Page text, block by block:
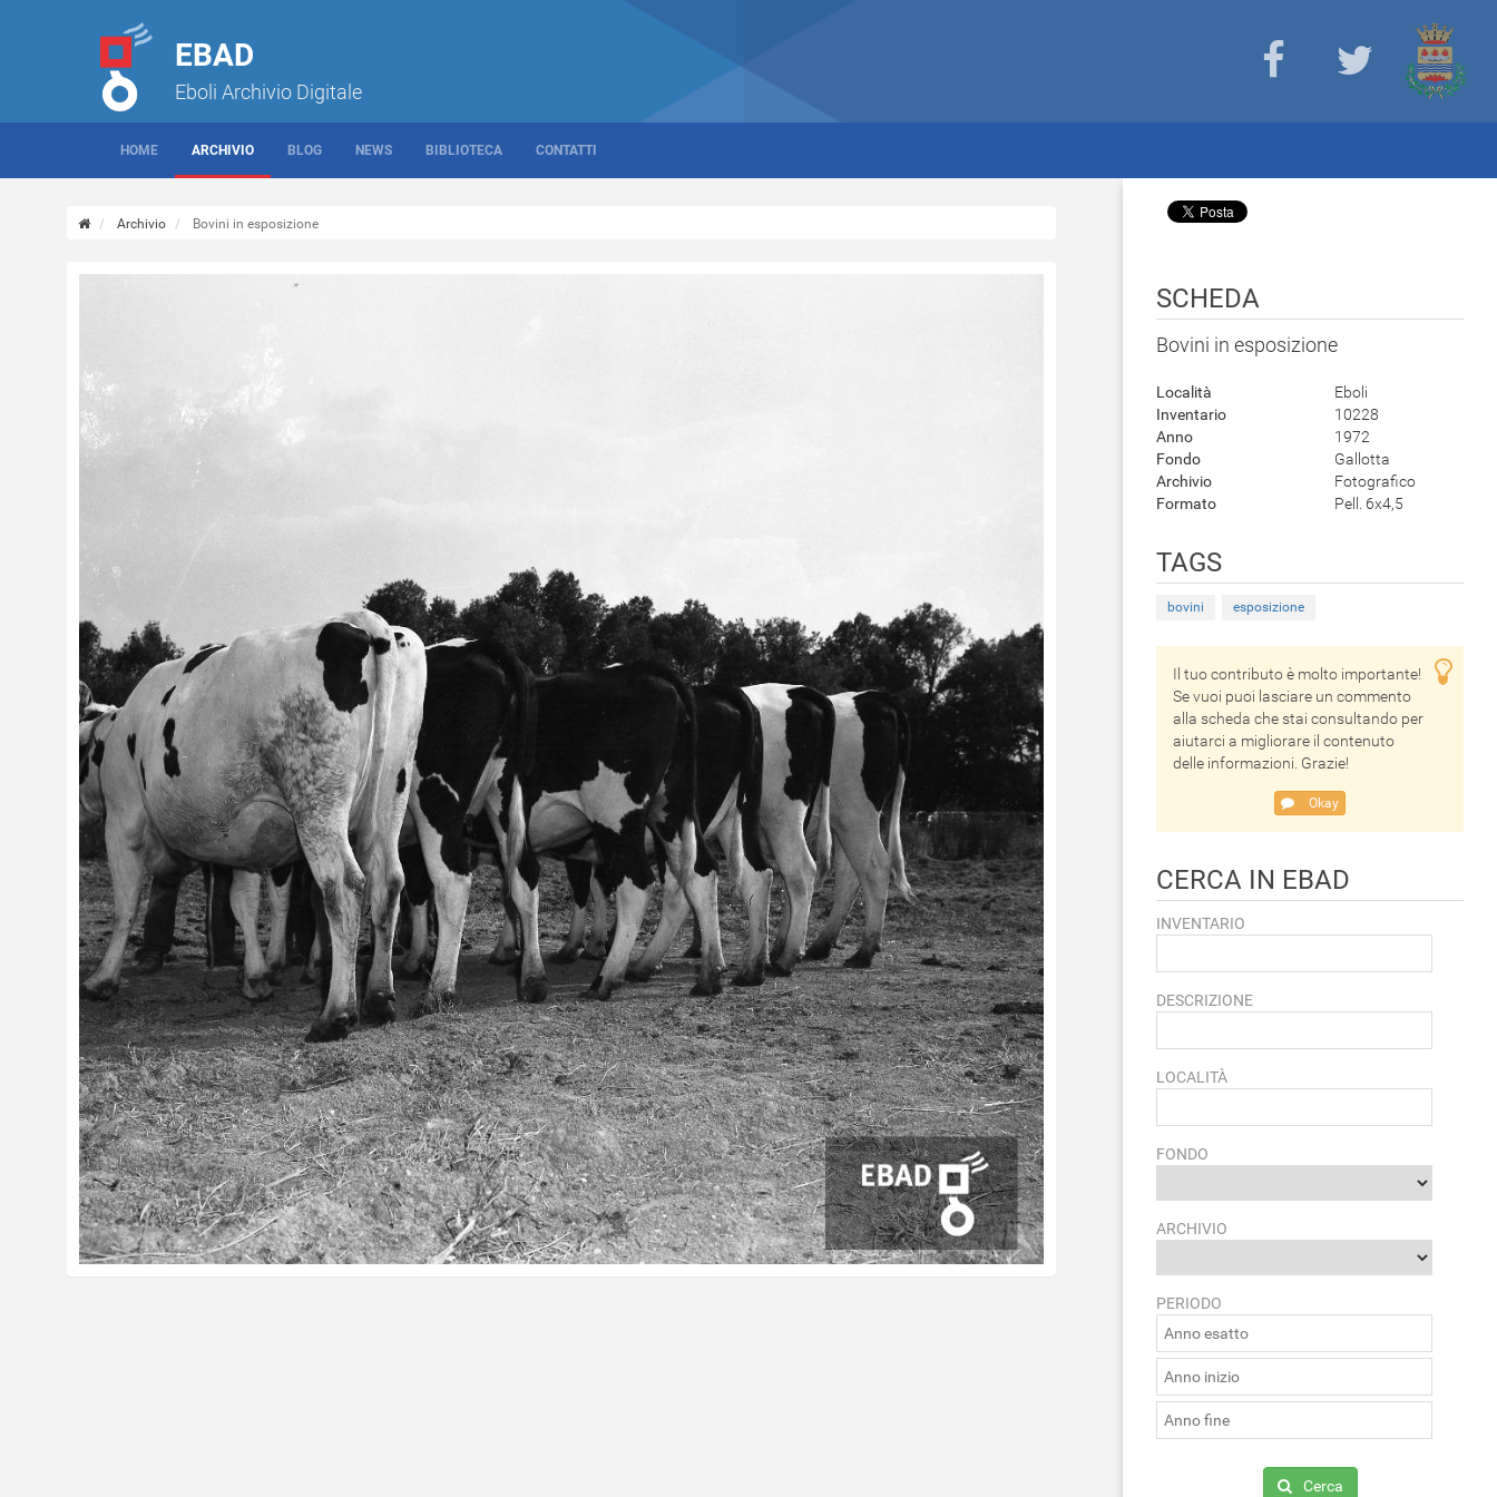
EBAD
Eboli Archivio Digitale
HOME ARCHIVIO BLOG NEWS BIBLIOTECA CONTATTI
Archivio Bovini in esposizione
SCHEDA
Bovini in esposizione
Località
Eboli
Inventario
10228
Anno
1972
Fondo
Gallotta
Archivio
Fotografico
Formato
Pell. 6x4,5
TAGS
bovini esposizione
Il tuo contributo è molto importante!
Se vuoi puoi lasciare un commento
alla scheda che stai consultando per
aiutarci a migliorare il contenuto
delle informazioni. Grazie!
Okay
CERCA IN EBAD
INVENTARIO
DESCRIZIONE
LOCALITÀ
FONDO
ARCHIVIO
PERIODO
Cerca